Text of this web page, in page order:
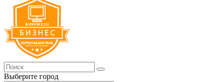
Выберите город